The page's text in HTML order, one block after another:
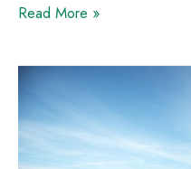
Read More »
Kako
je
Portugal
potrošačke